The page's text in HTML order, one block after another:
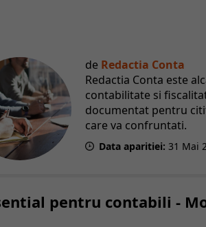
de Redactia Conta
Redactia Conta este
contabilitate si
documentat pentru
care va confruntati.
Data aparitiei: 31 Mai
pentru contabili -